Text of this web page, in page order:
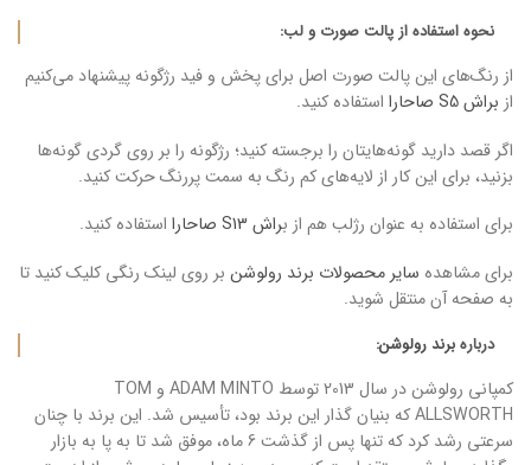
نحوه استفاده از پالت صورت و لب:
از رنگ‌های این پالت صورت اصل برای پخش و فید رژگونه پیشنهاد می‌کنیم
از براش S5 صاحارا
استفاده کنید.
اگر قصد دارید گونه‌هایتان را برجسته کنید؛ رژگونه را بر روی گردی گونه‌ها
بزنید، برای این کار از لایه‌های کم رنگ به سمت پررنگ حرکت کنید.
برای استفاده به عنوان رژلب هم از براش S13 صاحارا
استفاده کنید.
برای مشاهده سایر محصولات برند رولوشن بر روی لینک رنگی کلیک کنید تا
به صفحه آن منتقل شوید.
دربارهبرند رولوشن:
کمپانی رولوشن در سال 2013 توسط ADAM MINTO و TOM
ALLSWORTH که بنیان گذار این برند بود، تأسیس شد. این برند با چنان
سرعتی رشد کرد که تنها پس از گذشت 6 ماه، موفق شد تا به پا به بازار